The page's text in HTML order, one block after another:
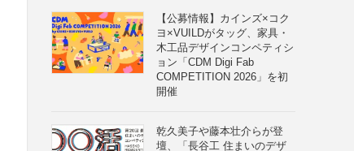
【公募情報】カインズ×コク
ヨ×VUILDがタッグ、家具・
木工品デザインコンペティシ
ョン「CDM Digi Fab
COMPETITION 2026」を初
開催
乾久美子や藤本壮介らが登
壇、「長谷工 住まいのデザ